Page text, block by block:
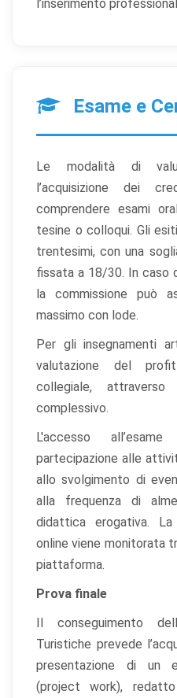
l’inserimento
Esame e
Le modalità di
l’acquisizione dei
comprendere esami
tesine o colloqui. Gli
trentesimi, con una
fissata a 18/30. In caso
la commissione può
massimo con lode.
Per gli insegnamenti
valutazione del
collegiale,
complessivo.
L'accesso
partecipazione alle
allo svolgimento di
alla frequenza di
didattica erogativa.
online viene monitorata
piattaforma.
Prova finale
Il conseguimento
Turistiche prevede
presentazione di un
(project work),
sito tramite dati raccolti
siti web allo scopo di